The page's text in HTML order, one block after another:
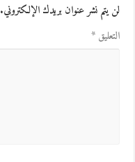
لن يتم نشر عنوان بريدك الإلكتروني.
التعليق*